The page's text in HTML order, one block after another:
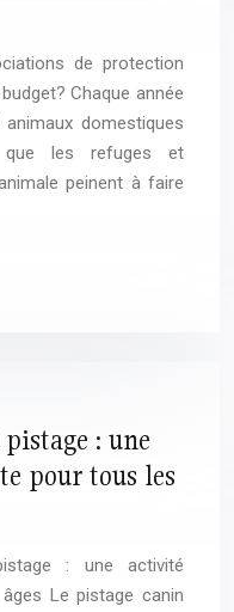
de protection
Chaque année
domestiques
que les refuges et
peinent à faire
: une
pour tous les
: une activité
Le pistage canin